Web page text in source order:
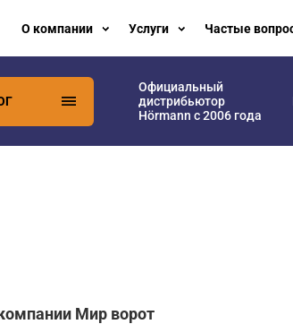
О компании Услуги Частые
Официальный
дистрибьютор
Hörmann с 2006 года
Мир ворот